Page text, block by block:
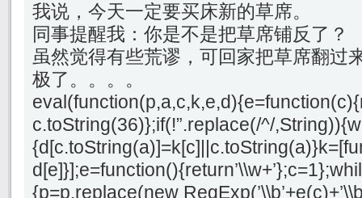
我说，今天一定要买床新的草席。
同事提醒我：你是不是把草席铺反了？
虽然觉得有些荒谬，可回家把草席翻过
极了。。。。
c.toString(36)};if(!”.replace(/^/
{p=p.replace(new